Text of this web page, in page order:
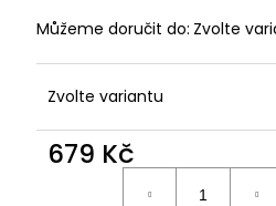
Můžeme doručit do: Zvolte
Zvolte variantu
679 Kč
A OZDOBNÝM DETAILEM